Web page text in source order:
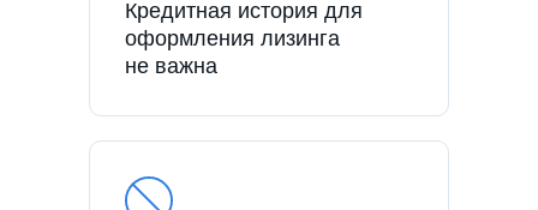
Кредитная история для
оформления лизинга
не важна